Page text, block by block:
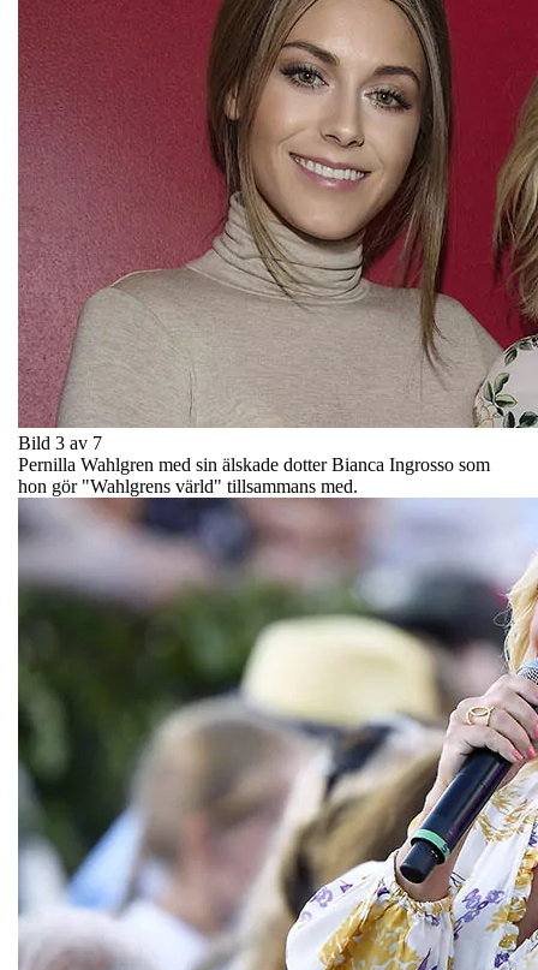
Bild 3 av 7
Pernilla Wahlgren med sin älskade dotter Bianca Ingrosso som
hon gör "Wahlgrens värld" tillsammans med.